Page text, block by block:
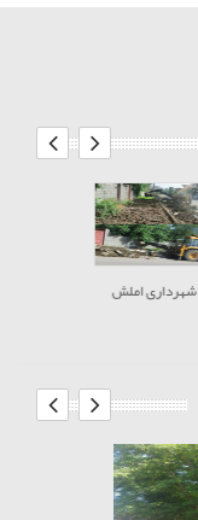
شهرداری املش